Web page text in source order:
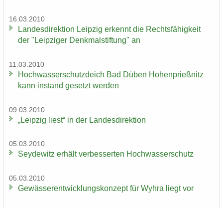
16.03.2010
Lan­des­di­rek­ti­on Leip­zig er­kennt die Rechts­fä­hig­keit
der "Leip­zi­ger Denk­mal­stif­tung" an
11.03.2010
Hoch­was­ser­schutz­deich Bad Düben Ho­hen­prieß­nitz
kann in­stand ge­setzt wer­den
09.03.2010
„Leip­zig liest“ in der Lan­des­di­rek­ti­on
05.03.2010
Sey­de­witz er­hält ver­bes­ser­ten Hoch­was­ser­schutz
05.03.2010
Ge­wäs­ser­ent­wick­lungs­kon­zept für Wyhra liegt vor